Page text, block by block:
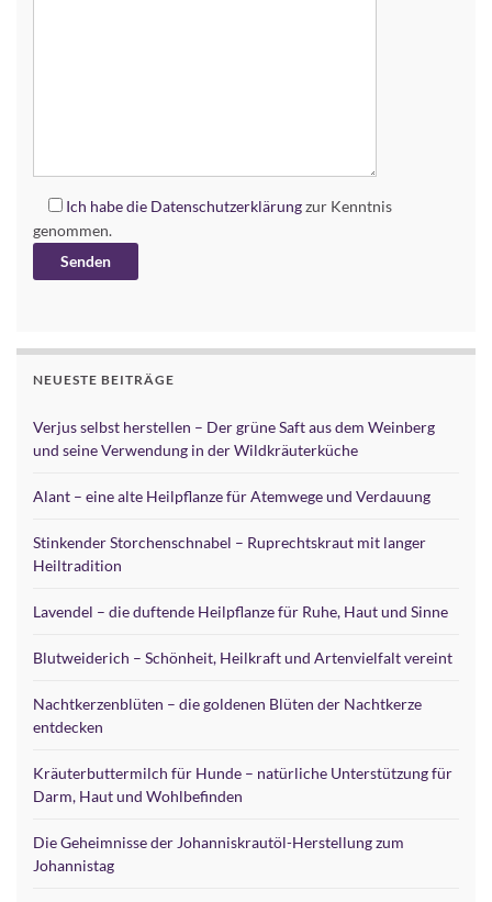
Ich habe die Datenschutzerklärungzur Kenntnis
genommen.
NEUESTE BEITRÄGE
Verjus selbst herstellen – Der grüne Saft aus dem Weinberg
und seine Verwendung in der Wildkräuterküche
Alant – eine alte Heilpflanze für Atemwege und Verdauung
Stinkender Storchenschnabel – Ruprechtskraut mit langer
Heiltradition
Lavendel – die duftende Heilpflanze für Ruhe, Haut und Sinne
Blutweiderich – Schönheit, Heilkraft und Artenvielfalt vereint
Nachtkerzenblüten – die goldenen Blüten der Nachtkerze
entdecken
Kräuterbuttermilch für Hunde – natürliche Unterstützung für
Darm, Haut und Wohlbefinden
Die Geheimnisse der Johanniskrautöl-Herstellung zum
Johannistag